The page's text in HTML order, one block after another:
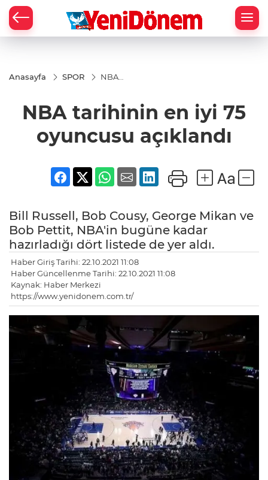
Anasayfa SPOR
NBA
oyuncusu
açıklandı
NBA tarihinin en iyi 75
oyuncusu açıklandı
Bill Russell, Bob Cousy, George Mikan ve
Bob Pettit, NBA'in bugüne kadar
hazırladığı dört listede de yer aldı.
Haber Giriş Tarihi: 22.10.2021 11:08
Haber Güncellenme Tarihi: 22.10.2021 11:08
Kaynak: Haber Merkezi
https://www.yenidonem.com.tr/